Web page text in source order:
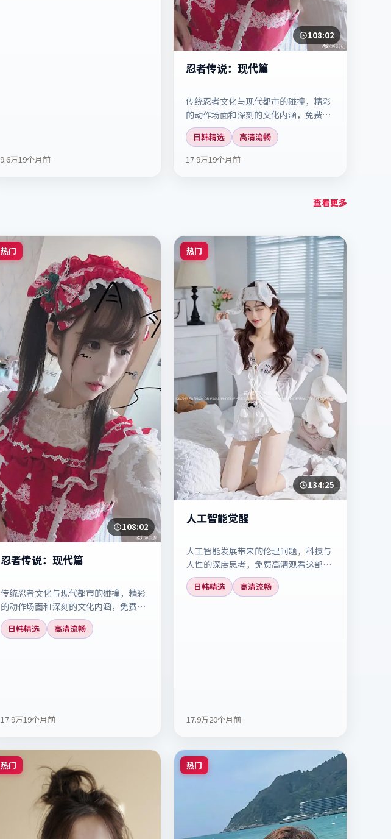
9.6万19个月前
108:02
忍者传说：现代篇
传统忍者文化与现代都市的碰撞，精彩
的动作场面和深刻的文化内涵，免费高
清观看这部动作大片。
日韩精选
高清流畅
17.9万19个月前
查看更多
热门
108:02
忍者传说：现代篇
传统忍者文化与现代都市的碰撞，精彩
的动作场面和深刻的文化内涵，免费高
清观看这部动作大片。
日韩精选 高清流畅
17.9万19个月前
热门
134:25
人工智能觉醒
人工智能发展带来的伦理问题，科技与
人性的深度思考，免费高清观看这部具
有前瞻性的科幻作品。
日韩精选 高清流畅
17.9万20个月前
热门 热门